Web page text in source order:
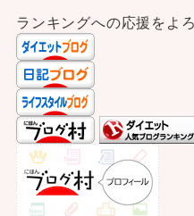
ランキングへの応援をよ